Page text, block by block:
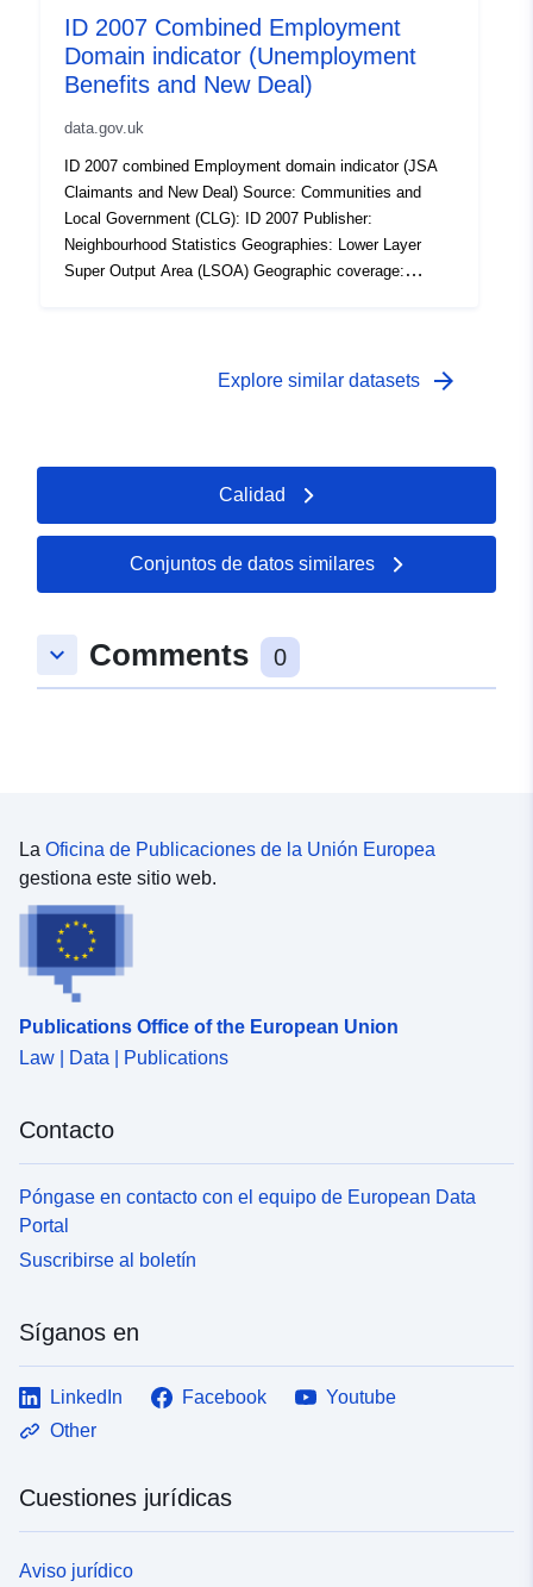
ID 2007 Combined Employment
Domain indicator (Unemployment
Benefits and New Deal)
data.gov.uk
ID 2007 combined Employment domain indicator (JSA
Claimants and New Deal) Source: Communities and
Local Government (CLG): ID 2007 Publisher:
Neighbourhood Statistics Geographies: Lower Layer
Super Output Area (LSOA) Geographic coverage:
Explore similar datasets arrow_forward
Calidad
Conjuntos de datos similares
keyboard_arrow_down Comments 0
La Oficina de Publicaciones de la Unión Europea
gestiona este sitio web.
Publications Office of the European Union
Law | Data | Publications
Contacto
Póngase en contacto con el equipo de European Data
Portal
Suscribirse al boletín
Síganos en
LinkedIn Facebook
Youtube
Other
Cuestiones jurídicas
Aviso jurídico